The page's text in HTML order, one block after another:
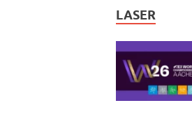
LASER